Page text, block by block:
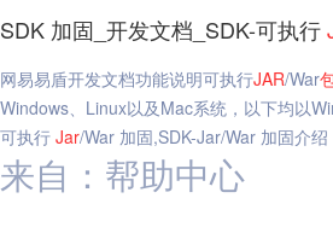
SDK 加固_开发文档_SDK-可执行
网易易盾开发文档功能说明可执行JAR/War
Windows、Linux以及Mac系统，以下均以
可执行 Jar/War 加固,SDK-Jar/War 加固介绍
来自：帮助中心